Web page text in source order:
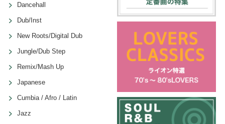
Dancehall
Dub/Inst
New Roots/Digital Dub
Jungle/Dub Step
Remix/Mash Up
Japanese
Cumbia / Afro / Latin
Jazz